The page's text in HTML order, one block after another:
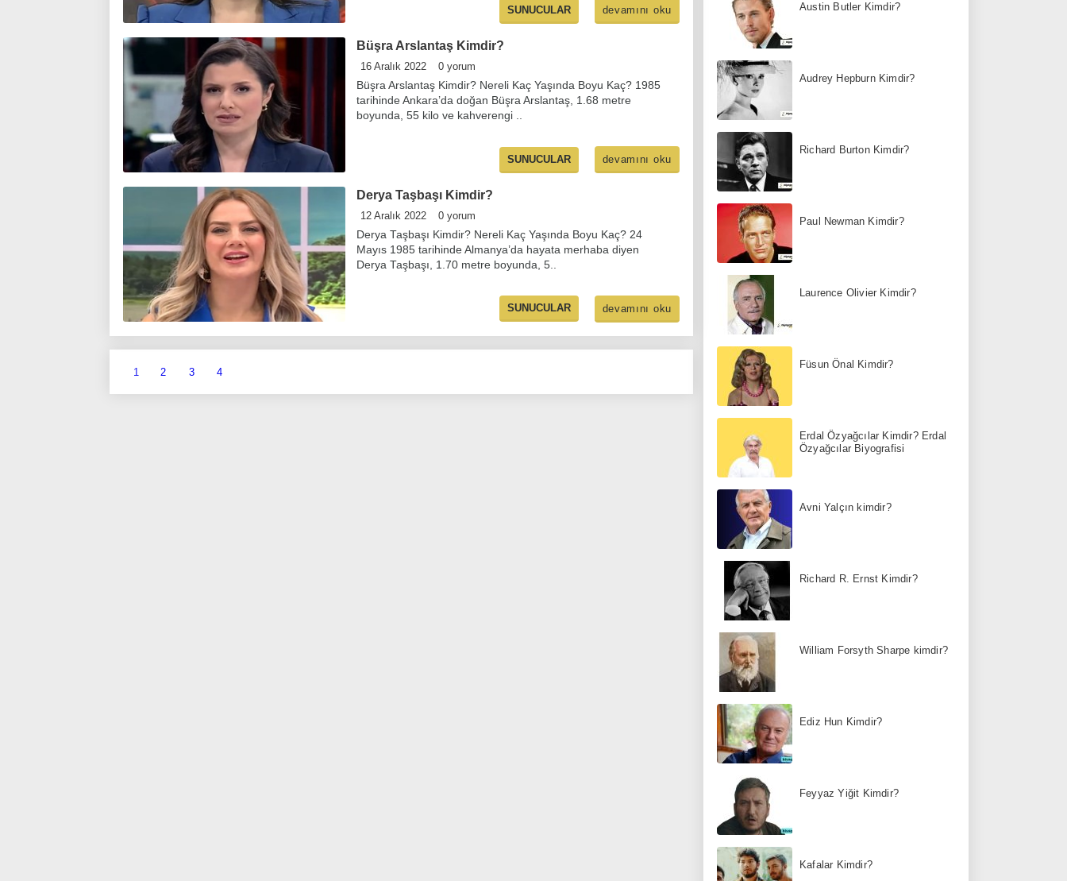
SUNUCULAR devamını oku
Büşra Arslantaş Kimdir?
16 Aralık 2022
0 yorum
Büşra Arslantaş Kimdir? Nereli Kaç Yaşında Boyu Kaç? 1985
tarihinde Ankara’da doğan Büşra Arslantaş, 1.68 metre
boyunda, 55 kilo ve kahverengi ..
SUNUCULAR devamını oku
Derya Taşbaşı Kimdir?
12 Aralık 2022
0 yorum
Derya Taşbaşı Kimdir? Nereli Kaç Yaşında Boyu Kaç? 24
Mayıs 1985 tarihinde Almanya’da hayata merhaba diyen
Derya Taşbaşı, 1.70 metre boyunda, 5..
SUNUCULAR devamını oku
1 2 3 4
Austin Butler Kimdir?
Audrey Hepburn Kimdir?
Richard Burton Kimdir?
Paul Newman Kimdir?
Laurence Olivier Kimdir?
Füsun Önal Kimdir?
Erdal Özyağcılar Kimdir? Erdal
Özyağcılar Biyografisi
Avni Yalçın kimdir?
Richard R. Ernst Kimdir?
William Forsyth Sharpe kimdir?
Ediz Hun Kimdir?
Feyyaz Yiğit Kimdir?
Kafalar Kimdir?